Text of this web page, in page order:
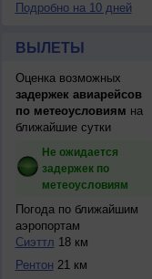
Подробно на 10 дней
ВЫЛЕТЫ
Оценка возможных
задержек авиарейсов
по метеоусловиям на
ближайшие сутки
Не ожидается
задержек по
метеоусловиям
Погода по ближайшим
аэропортам
Сиэттл 18 км
Рентон 21 км